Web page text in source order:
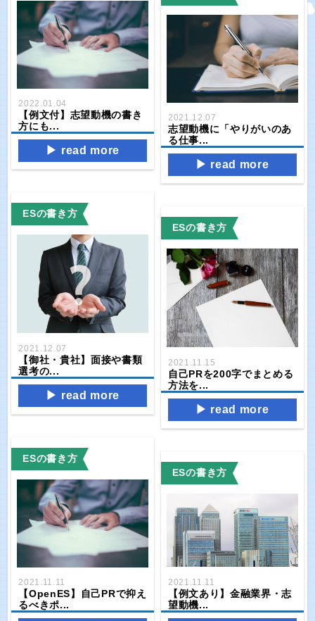
2022.01.04
【例文付】志望動機の書き
方にも...
read more
2021.12.07
志望動機に「やりがいのあ
る仕事...
read more
ESの書き方
2021.12.07
【御社・貴社】面接や書類
選考の...
read more
ESの書き方
2021.11.15
自己PRを200字でまとめる
方法を...
read more
ESの書き方
2021.11.11
【OpenES】自己PRで抑え
るべきポ...
ESの書き方
2021.11.11
【例文あり】金融業界・志
望動機...